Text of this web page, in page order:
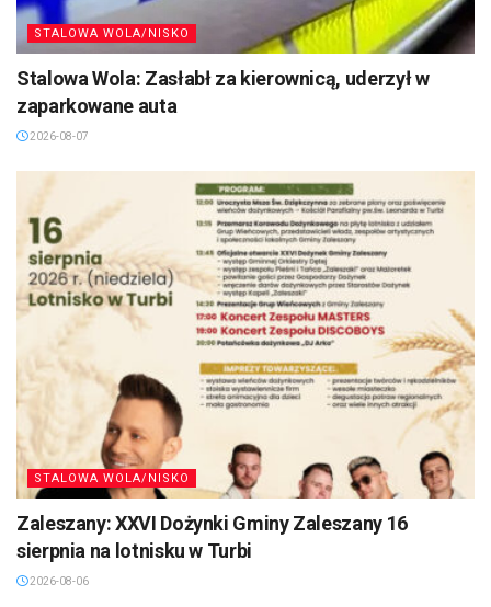
STALOWA WOLA/NISKO
Stalowa Wola: Zasłabł za kierownicą, uderzył w
zaparkowane auta
2026-08-07
STALOWA WOLA/NISKO
Zaleszany: XXVI Dożynki Gminy Zaleszany 16
sierpnia na lotnisku w Turbi
2026-08-06